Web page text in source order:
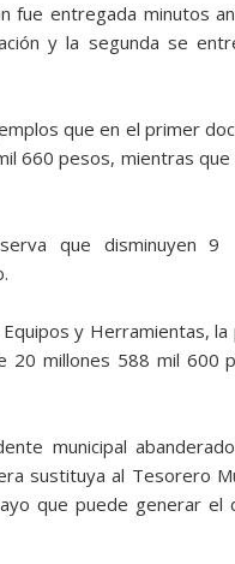
fue entregada minutos
y la segunda se
que en el primer
660 pesos, mientras
que disminuyen 9
y Herramientas,
millones 588 mil 600
municipal
sustituya al Tesorero
que puede generar